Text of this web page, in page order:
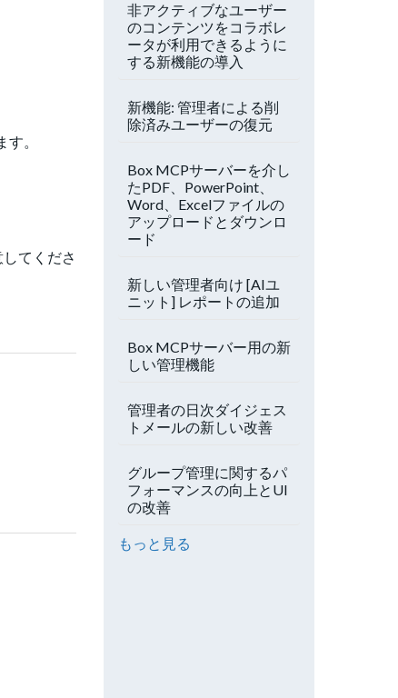
。
てくださ
非アクティブなユーザー
のコンテンツをコラボレ
ータが利用できるように
する新機能の導入
新機能: 管理者による削
除済みユーザーの復元
Box MCPサーバーを介し
たPDF、PowerPoint、
Word、Excelファイルの
アップロードとダウンロ
ード
新しい管理者向け [AIユ
ニット] レポートの追加
Box MCPサーバー用の新
しい管理機能
管理者の日次ダイジェス
トメールの新しい改善
グループ管理に関するパ
フォーマンスの向上とUI
の改善
もっと見る